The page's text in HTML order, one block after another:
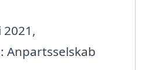
Anpartsselskab